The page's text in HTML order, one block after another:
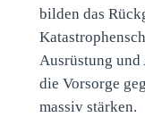
bilden das
Ausrüstung
die Vorsorge
massiv stärken.